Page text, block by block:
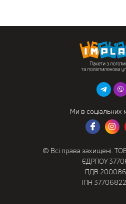
Ми в соціальних
© Всі права захищені.
ЄДРПОУ
ПДВ
ІПН